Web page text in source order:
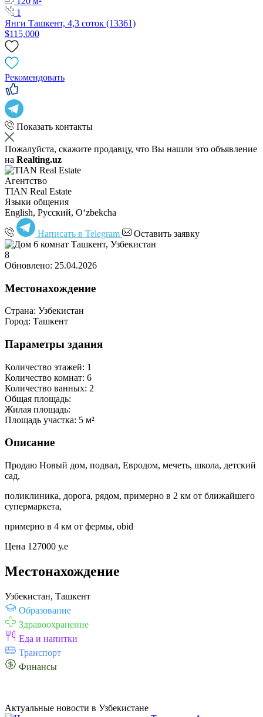
1
Янги Ташкент, 4,3 соток (13361)
$115,000
Рекомендовать
Показать контакты
Пожалуйста, скажите продавцу, что Вы нашли это объявление
на Realting.uz
Агентство
TIAN Real Estate
Языки общения
English, Русский, Oʻzbekcha
Написать в Telegram Оставить заявку
8
Обновлено: 25.04.2026
Местонахождение
Страна: Узбекистан
Город: Ташкент
Параметры здания
Количество этажей: 1
Количество комнат: 6
Количество ванных: 2
Общая площадь:
Жилая площадь:
Площадь участка: 5 м²
Описание
Продаю Новый дом, подвал, Евродом, мечеть, школа, детский
сад,
поликлиника, дорога, рядом, примерно в 2 км от ближайшего
супермаркета,
примерно в 4 км от фермы, obid
Цена 127000 у.е
Местонахождение
Узбекистан, Ташкент
Образование
Здравоохранение
Еда и напитки
Транспорт
Финансы
Актуальные новости в Узбекистане